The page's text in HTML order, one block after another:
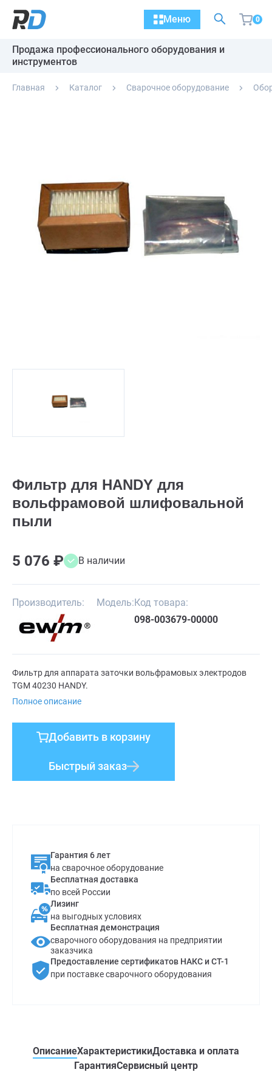
Меню 0
Продажа профессионального оборудования и
инструментов
Главная Каталог Сварочное оборудование
Фильтр для HANDY для
вольфрамовой шлифовальной
пыли
5 076 ₽ В наличии
Производитель: Модель:Код товара:
098-003679-00000
Фильтр для аппарата заточки вольфрамовых электродов
TGM 40230 HANDY.
Полное описание
Добавить в корзину
Быстрый заказ
Гарантия 6 лет
на сварочное оборудование
Бесплатная доставка
по всей России
Лизинг
на выгодных условиях
Бесплатная демонстрация
сварочного оборудования на предприятии
заказчика
Предоставление сертификатов НАКС и СТ-1
при поставке сварочного оборудования
ОписаниеХарактеристикиДоставка и оплата
ГарантияСервисный центр